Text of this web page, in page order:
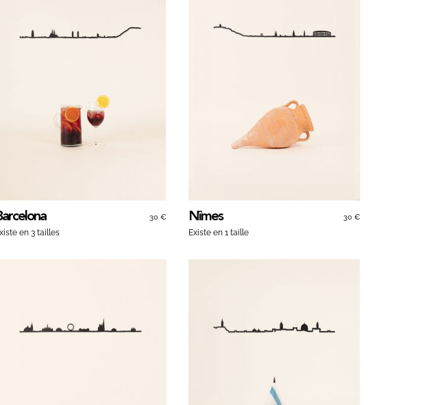
30 €
en 3 tailles
Nîmes 30 €
Existe en 1 taille